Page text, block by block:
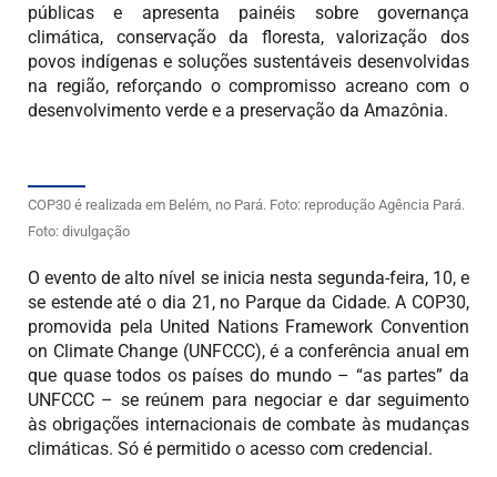
públicas e apresenta painéis sobre governança
climática, conservação da floresta, valorização dos
povos indígenas e soluções sustentáveis desenvolvidas
na região, reforçando o compromisso acreano com o
desenvolvimento verde e a preservação da Amazônia.
COP30 é realizada em Belém, no Pará. Foto: reprodução Agência Pará.
Foto: divulgação
O evento de alto nível se inicia nesta segunda-feira, 10, e
se estende até o dia 21, no Parque da Cidade. A COP30,
promovida pela United Nations Framework Convention
on Climate Change (UNFCCC), é a conferência anual em
que quase todos os países do mundo – “as partes” da
UNFCCC – se reúnem para negociar e dar seguimento
às obrigações internacionais de combate às mudanças
climáticas. Só é permitido o acesso com credencial.